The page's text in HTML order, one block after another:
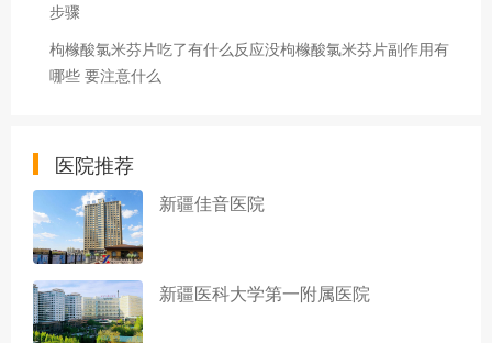
步骤
枸橼酸氯米芬片吃了有什么反应没枸橼酸氯米芬片副作用有
哪些 要注意什么
医院推荐
新疆佳音医院
新疆医科大学第一附属医院